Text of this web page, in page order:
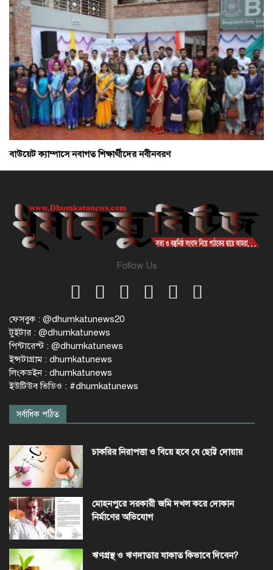
বাউয়েট ক্যাম্পাসে নবাগত শিক্ষার্থীদের নবীনবরণ
Follow Us
ফেসবুক : @dhumkatunews20
টুইটার : @dhumkatunews
পিন্টারেস্ট : @dhumkatunews
ইন্সটাগ্রাম : dhumkatunews
লিংকডইন : dhumkatunews
ইউটিউব ভিডিও : #dhumkatunews
সর্বাধিক পঠিত
চাকরির নিরাপত্তা ও বিয়ে হবে যে ছোট্ট দোয়ায়
মোহনপুরে সরকারী জমি দখল করে দোকান
নির্মাণের অভিযোগ
ঋণগ্রস্থ ও ঋণদাতার যাকাত কিভাবে দিবেন?